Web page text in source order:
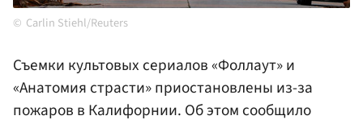
Carlin Stiehl/Reuters
Съемки культовых сериалов «Фоллаут» и
«Анатомия страсти» приостановлены из-за
пожаров в Калифорнии. Об этом сообщило